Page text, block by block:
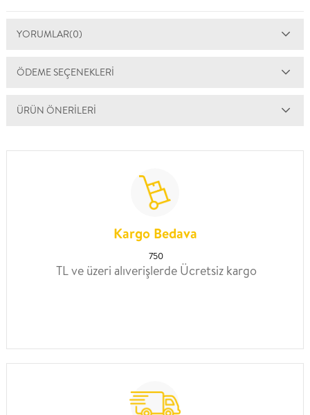
YORUMLAR(0)
ÖDEME SEÇENEKLERI
ÜRÜN ÖNERILERI
Kargo Bedava
750
TL ve üzeri alıverişlerde Ücretsiz kargo